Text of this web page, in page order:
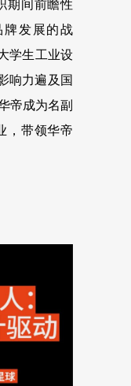
期间前瞻性
牌发展的战
学生工业设
响力遍及国
帝成为名副
，带领华帝